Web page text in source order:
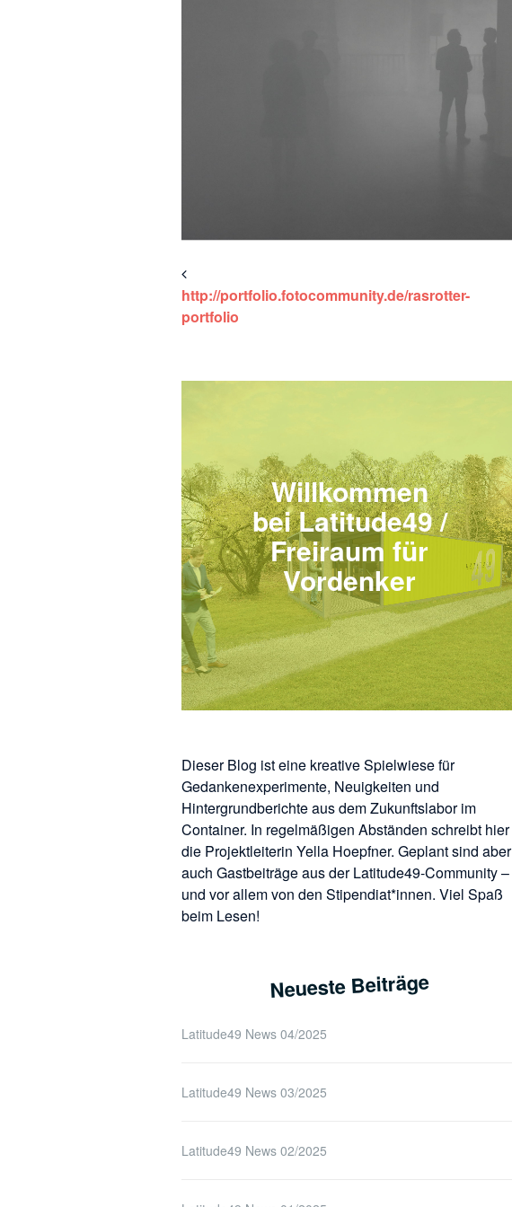
http://portfolio.fotocommunity.de/rasrotter-
portfolio
Willkommen
bei Latitude49 /
Freiraum für
Vordenker
Dieser Blog ist eine kreative Spielwiese für
Gedankenexperimente, Neuigkeiten und
Hintergrundberichte aus dem Zukunftslabor im
Container. In regelmäßigen Abständen schreibt hier
die Projektleiterin Yella Hoepfner. Geplant sind aber
auch Gastbeiträge aus der Latitude49-Community –
und vor allem von den Stipendiat*innen. Viel Spaß
beim Lesen!
Neueste Beiträge
Latitude49 News 04/2025
Latitude49 News 03/2025
Latitude49 News 02/2025